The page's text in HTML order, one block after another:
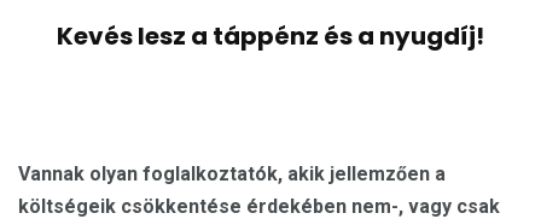
Kevés lesz a táppénz és a nyugdíj!
Vannak olyan foglalkoztatók, akik jellemzően a
költségeik csökkentése érdekében nem-, vagy csak